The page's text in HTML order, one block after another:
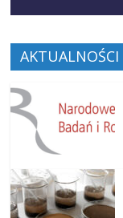
AKTUALNOŚCI